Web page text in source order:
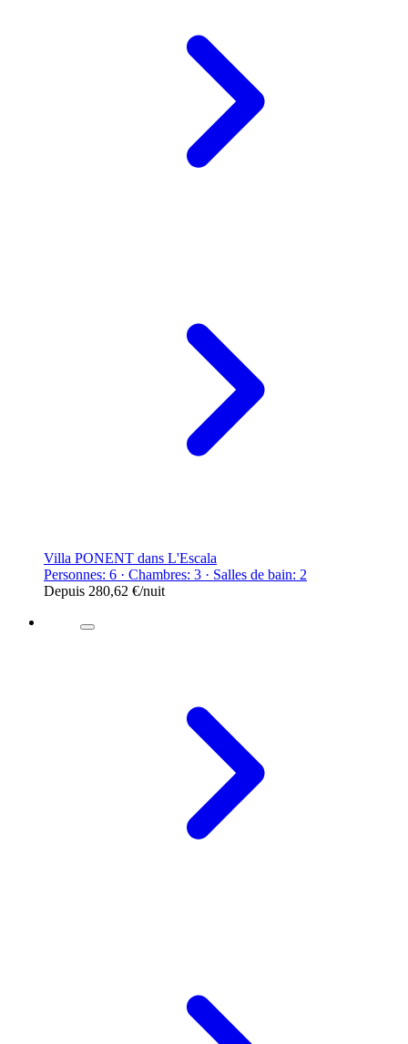
Villa PONENT dans L'Escala
Personnes: 6 · Chambres: 3 · Salles de bain: 2
Depuis 280,62 €/nuit